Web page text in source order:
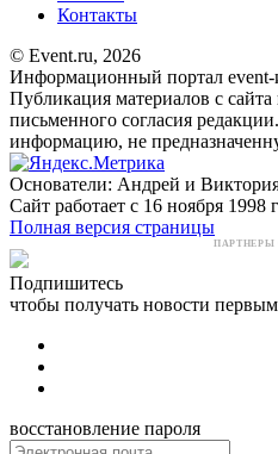
Контакты
© Event.ru, 2026
Информационный портал event-
Публикация материалов с
письменного согласия
информацию, не
Основатели: Андрей и
Сайт работает с 16 ноября 1998
Полная версия страницы
ПАРТНЕРЫ
Подпишитесь
чтобы получать новости
восстановление пароля